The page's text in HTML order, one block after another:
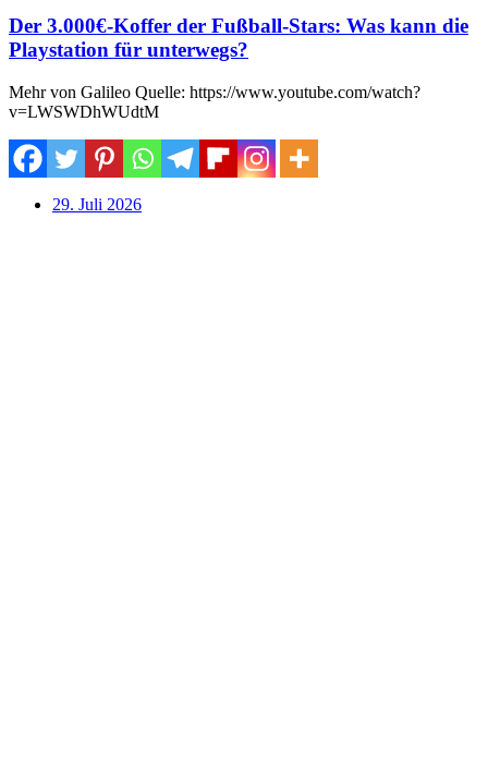
Der 3.000€-Koffer der Fußball-Stars: Was kann die
Playstation für unterwegs?
Mehr von Galileo Quelle: https://www.youtube.com/watch?
v=LWSWDhWUdtM
29. Juli 2026